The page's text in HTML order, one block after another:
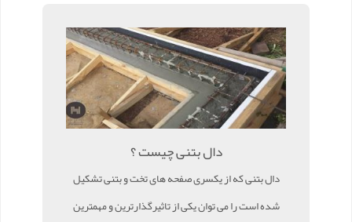
دال بتنی چیست ؟
دال بتنی که از یکسری صفحه های تخت و بتنی تشکیل
شده است را می توان یکی از تاثیرگذارترین و مهمترین